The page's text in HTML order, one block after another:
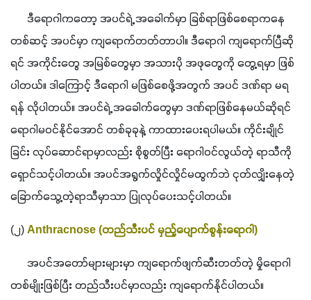
ဒီရောဂါကတော့ အပင်ရဲ့ အခေါက်မှာ ခြစ်ရာဖြစ်စေရာကနေ
တစ်ဆင့် အပင်မှာ ကျရောက်တတ်တာပါ။ ဒီရောဂါ ကျရောက်ပြီဆို
ရင် အကိုင်းတွေ အမြစ်တွေမှာ အသားပို အဖုတွေကို တွေ့ရမှာ ဖြစ်
ပါတယ်။ ဒါကြောင့် ဒီရောဂါ မဖြစ်စေဖို့အတွက် အပင် ဒဏ်ရာ မရ
ရန် လိုပါတယ်။ အပင်ရဲ့ အခေါက်တွေမှာ ဒဏ်ရာဖြစ်နေမယ်ဆိုရင်
ရောဂါမ၀င်နိုင်အောင် တစ်ခုခုနဲ့ ကာထားပေးရပါမယ်။ ကိုင်းချိုင်
ခြင်း လုပ်ဆောင်ရာမှာလည်း စိုစွတ်ပြီး ရောဂါ၀င်လွယ်တဲ့ ရာသီကို
ရှောင်သင့်ပါတယ်။ အပင်အရွက်လှိုင်လှိုင်မထွက်ဘဲ ငုတ်လျှိုးနေတဲ့
ခြောက်သွေ့တဲ့ရာသီမှာသာ ပြုလုပ်ပေးသင့်ပါတယ်။
(၂) Anthracnose (တည်သီးပင် မှည့်ပျောက်စွန်းရောဂါ)
အပင်အတော်များများမှာ ကျရောက်ဖျက်ဆီးတတ်တဲ့ မှိုရောဂါ
တစ်မျိုးဖြစ်ပြီး တည်သီးပင်မှာလည်း ကျရောက်နိုင်ပါတယ်။